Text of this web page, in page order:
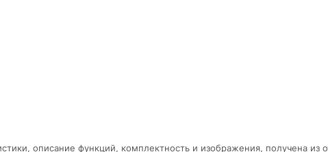
описание функций, комплектность и изображения, получена из